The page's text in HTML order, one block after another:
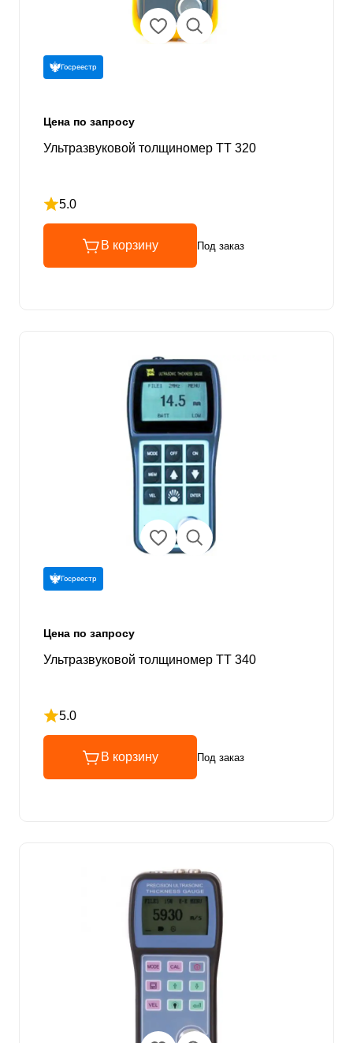
Госреестр
Цена по запросу
Ультразвуковой толщиномер TT 320
5.0
Рейтинг 5 из 5
В корзину Под заказ
Госреестр
Цена по запросу
Ультразвуковой толщиномер TT 340
5.0
Рейтинг 5 из 5
В корзину Под заказ